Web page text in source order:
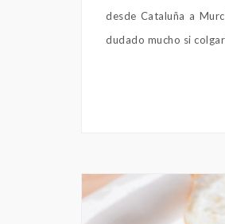
desde Cataluña a
dudado mucho si